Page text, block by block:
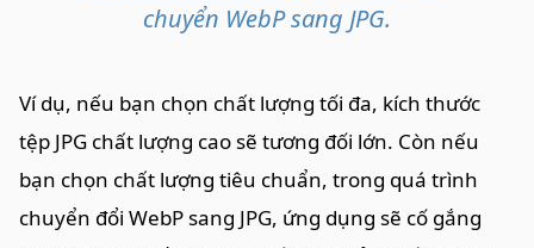
chuyển WebP sang JPG.
Ví dụ, nếu bạn chọn chất lượng tối đa, kích thước
tệp JPG chất lượng cao sẽ tương đối lớn. Còn nếu
bạn chọn chất lượng tiêu chuẩn, trong quá trình
chuyển đổi WebP sang JPG, ứng dụng sẽ cố gắng